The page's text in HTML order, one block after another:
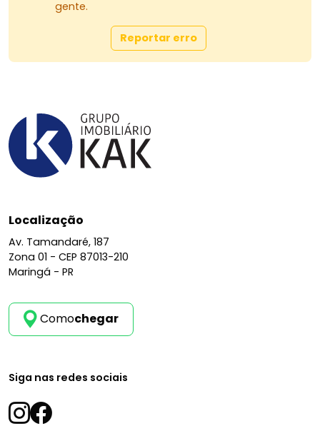
gente.
Reportar erro
Localização
Av. Tamandaré, 187
Zona 01 - CEP 87013-210
Maringá - PR
Comochegar
Siga nas redes sociais